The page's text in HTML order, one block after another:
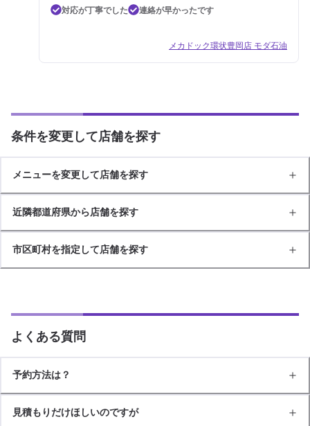
対応が丁寧でした
連絡が早かったです
メカドック環状豊岡店 モダ石油
条件を変更して店舗を探す
メニューを変更して店舗を探す
近隣都道府県から店舗を探す
市区町村を指定して店舗を探す
よくある質問
予約方法は？
見積もりだけほしいのですが